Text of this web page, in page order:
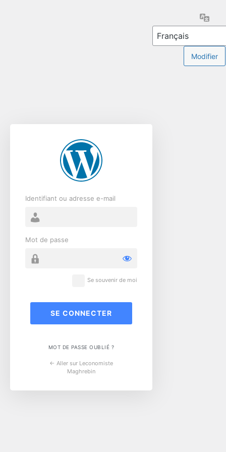
Identifiant ou adresse e-mail
Mot de passe
Se souvenir de moi
MOT DE PASSE OUBLIÉ ?
← Aller sur Leconomiste
Maghrebin